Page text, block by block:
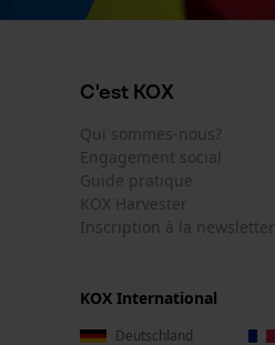
C'est KOX
Qui sommes-nous?
Engagement social
Guide pratique
KOX Harvester
Inscription à la newsletter
KOX International
Deutschland